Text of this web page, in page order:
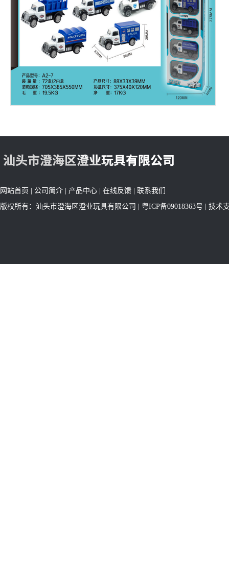
网站首页 公司简介 产品中心 在线反馈 联系我们
版权所有：汕头市澄海区澄业玩具有限公司 | 粤ICP备09018363号 | 技术